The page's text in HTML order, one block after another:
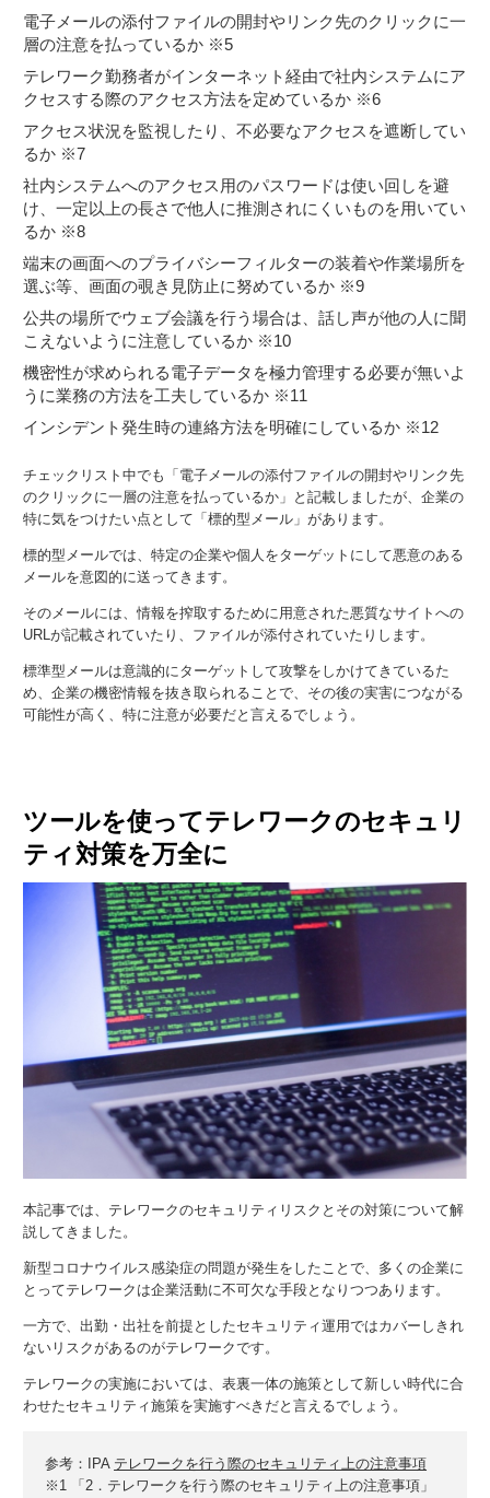
電子メールの添付ファイルの開封やリンク先のクリックに一
層の注意を払っているか ※5
テレワーク勤務者がインターネット経由で社内システムにア
クセスする際のアクセス方法を定めているか ※6
アクセス状況を監視したり、不必要なアクセスを遮断してい
るか ※7
社内システムへのアクセス用のパスワードは使い回しを避
け、一定以上の長さで他人に推測されにくいものを用いてい
るか ※8
端末の画面へのプライバシーフィルターの装着や作業場所を
選ぶ等、画面の覗き見防止に努めているか ※9
公共の場所でウェブ会議を行う場合は、話し声が他の人に聞
こえないように注意しているか ※10
機密性が求められる電子データを極力管理する必要が無いよ
うに業務の方法を工夫しているか ※11
インシデント発生時の連絡方法を明確にしているか ※12
チェックリスト中でも「電子メールの添付ファイルの開封やリンク先
のクリックに一層の注意を払っているか」と記載しましたが、企業の
特に気をつけたい点として「標的型メール」があります。
標的型メールでは、特定の企業や個人をターゲットにして悪意のある
メールを意図的に送ってきます。
そのメールには、情報を搾取するために用意された悪質なサイトへの
URLが記載されていたり、ファイルが添付されていたりします。
標準型メールは意識的にターゲットして攻撃をしかけてきているた
め、企業の機密情報を抜き取られることで、その後の実害につながる
可能性が高く、特に注意が必要だと言えるでしょう。
ツールを使ってテレワークのセキュリ
ティ対策を万全に
本記事では、テレワークのセキュリティリスクとその対策について解
説してきました。
新型コロナウイルス感染症の問題が発生をしたことで、多くの企業に
とってテレワークは企業活動に不可欠な手段となりつつあります。
一方で、出勤・出社を前提としたセキュリティ運用ではカバーしきれ
ないリスクがあるのがテレワークです。
テレワークの実施においては、表裏一体の施策として新しい時代に合
わせたセキュリティ施策を実施すべきだと言えるでしょう。
参考：IPA テレワークを行う際のセキュリティ上の注意事項
※1 「2．テレワークを行う際のセキュリティ上の注意事項」